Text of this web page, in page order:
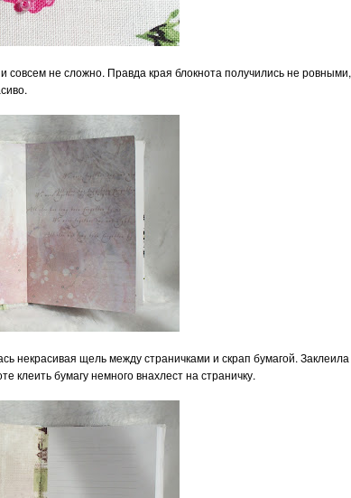
совсем не сложно. Правда края блокнота получились не ровными,
некрасивая щель между страничками и скрап бумагой. Заклеила
клеить бумагу немного внахлест на страничку.